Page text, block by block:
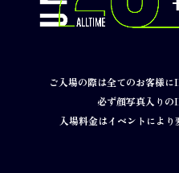
ご入場の際は全てのお客様に
必ず顔写真入りの
入場料金はイベントにより